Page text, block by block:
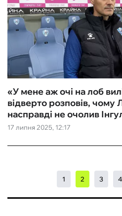
17 липня 2025, 12:17
«У мене аж очі на лоб
відверто розповів,
насправді не очолив
1 2 3 4